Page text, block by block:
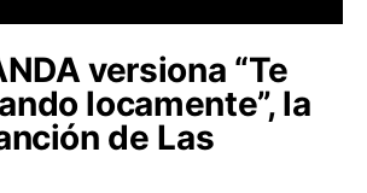
versiona “Te
locamente”, la
de Las